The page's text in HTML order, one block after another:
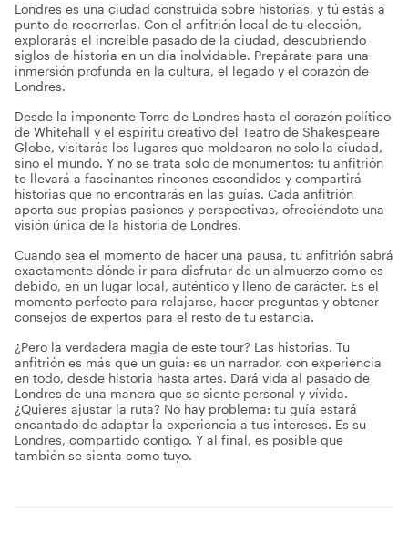
Londres es una ciudad construida sobre historias, y tú estás a
punto de recorrerlas. Con el anfitrión local de tu elección,
explorarás el increíble pasado de la ciudad, descubriendo
siglos de historia en un día inolvidable. Prepárate para una
inmersión profunda en la cultura, el legado y el corazón de
Londres.
Desde la imponente Torre de Londres hasta el corazón político
de Whitehall y el espíritu creativo del Teatro de Shakespeare
Globe, visitarás los lugares que moldearon no solo la ciudad,
sino el mundo. Y no se trata solo de monumentos: tu anfitrión
te llevará a fascinantes rincones escondidos y compartirá
historias que no encontrarás en las guías. Cada anfitrión
aporta sus propias pasiones y perspectivas, ofreciéndote una
visión única de la historia de Londres.
Cuando sea el momento de hacer una pausa, tu anfitrión sabrá
exactamente dónde ir para disfrutar de un almuerzo como es
debido, en un lugar local, auténtico y lleno de carácter. Es el
momento perfecto para relajarse, hacer preguntas y obtener
consejos de expertos para el resto de tu estancia.
¿Pero la verdadera magia de este tour? Las historias. Tu
anfitrión es más que un guía: es un narrador, con experiencia
en todo, desde historia hasta artes. Dará vida al pasado de
Londres de una manera que se siente personal y vívida.
¿Quieres ajustar la ruta? No hay problema: tu guía estará
encantado de adaptar la experiencia a tus intereses. Es su
Londres, compartido contigo. Y al final, es posible que
también se sienta como tuyo.